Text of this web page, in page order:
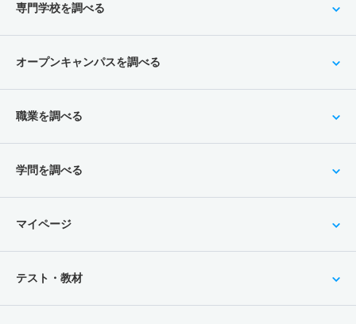
専門学校を調べる
オープンキャンパスを調べる
職業を調べる
学問を調べる
マイページ
テスト・教材